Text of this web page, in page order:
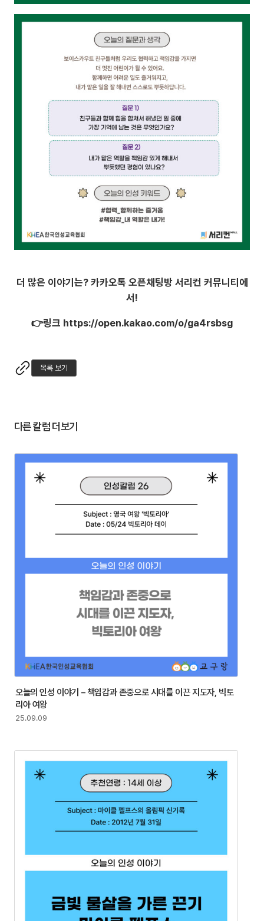
더 많은 이야기는? 카카오톡 오픈채팅방 서리컨 커뮤니티에
서!
👉링크 https://open.kakao.com/o/ga4rsbsg
목록 보기
다른 칼럼 더보기
오늘의 인성 이야기 – 책임감과 존중으로 시대를 이끈 지도자, 빅토
리아 여왕
25.09.09